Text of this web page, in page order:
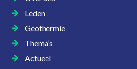
Leden
Geothermie
Thema’s
Actueel